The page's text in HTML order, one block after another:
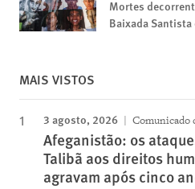
Mortes
Baixada Santista
MAIS VISTOS
3 agosto, 2026 Comunicado
Afeganistão: os
Talibã aos direitos
agravam após cinco